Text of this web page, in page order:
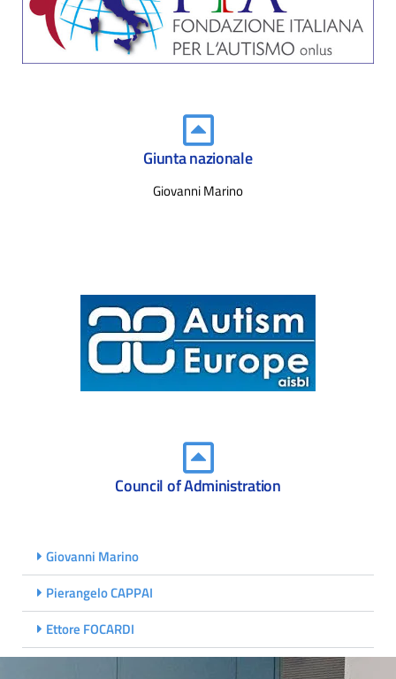
Giunta nazionale
Giovanni Marino
Council of Administration
Giovanni Marino
Pierangelo CAPPAI
Ettore FOCARDI